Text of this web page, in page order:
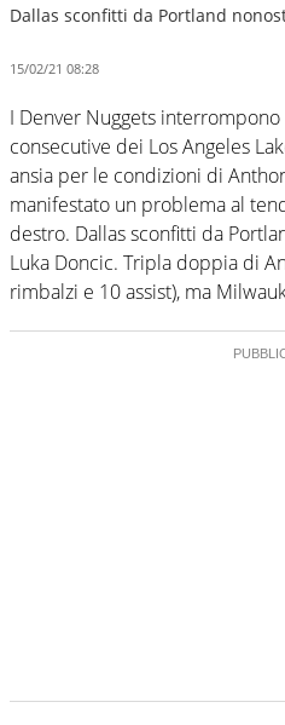
Dallas sconfitti da Portland
15/02/21 08:28
I Denver Nuggets
consecutive dei Los Angeles
ansia per le condizioni di
manifestato un problema al
destro. Dallas sconfitti da
Luka Doncic. Tripla doppia di
rimbalzi e 10 assist), ma